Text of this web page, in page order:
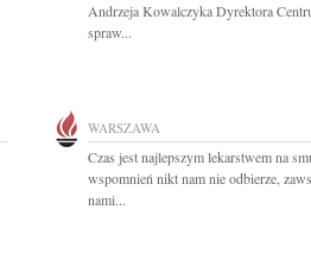
Andrzeja Kowalczyka Dyrektora
spraw...
WARSZAWA
Czas jest najlepszym lekarstwem na
wspomnień nikt nam nie odbierze,
nami...